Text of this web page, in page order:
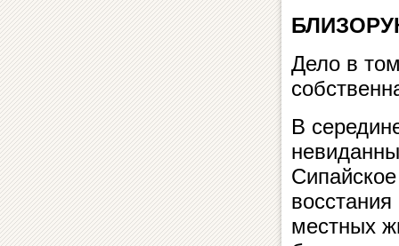
Дело в
В
местных